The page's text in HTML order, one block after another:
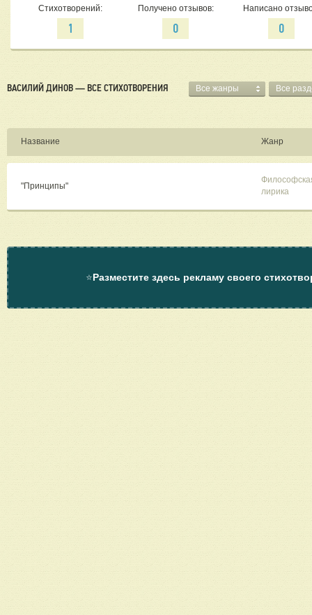
Стихотворений:
1
Получено отзывов:
0
Написано
0
ВАСИЛИЙ ДИНОВ — ВСЕ СТИХОТВОРЕНИЯ Все жанры Все
Название Жанр
"Принципы"
лирика
⭐Разместите здесь рекламу своего